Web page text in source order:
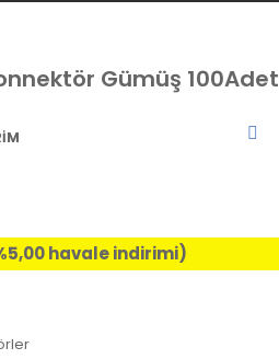
Gümüş 100Adet
havale indirimi)